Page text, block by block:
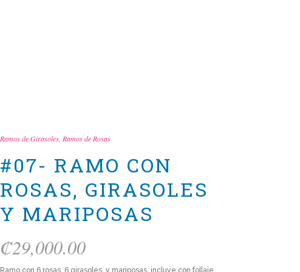
Ramos de Girasoles, Ramos de Rosas
#07- RAMO CON
ROSAS, GIRASOLES
Y MARIPOSAS
₡29,000.00
Ramo con 6 rosas, 6 girasoles, y mariposas, incluye con follaje,